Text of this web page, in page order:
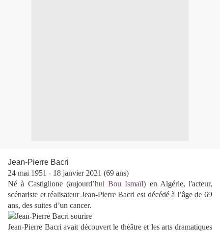
Jean-Pierre Bacri
24 mai 1951 - 18 janvier 2021 (69 ans)
Né à Castiglione (aujourd’hui Bou Ismaïl) en Algérie, l'acteur,
scénariste et réalisateur Jean-Pierre Bacri est décédé à l’âge de 69
ans, des suites d’un cancer.
Jean-Pierre Bacri avait découvert le théâtre et les arts dramatiques